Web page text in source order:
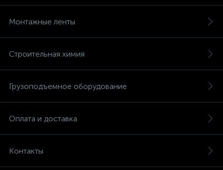
Монтажные ленты
Строительная химия
Грузоподъемное оборудование
Оплата и доставка
Контакты